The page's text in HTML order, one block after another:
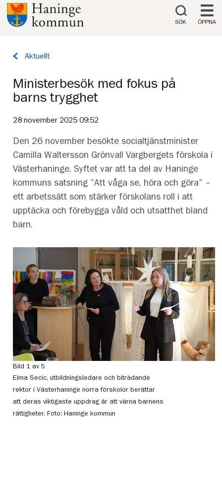
Till innehåll på sidan
SÖK ÖPPNA
Tillbaka
Aktuellt
Ministerbesök med fokus på
barns trygghet
28 november 2025 09:52
Den 26 november besökte socialtjänstminister
Camilla Waltersson Grönvall Vargbergets förskola i
Västerhaninge. Syftet var att ta del av Haninge
kommuns satsning ”Att våga se, höra och göra” –
ett arbetssätt som stärker förskolans roll i att
upptäcka och förebygga våld och utsatthet bland
barn.
Bild 1 av 5
Elma Secic, utbildningsledare och biträdande
rektor i Västerhaninge norra förskolor berättar
att deras viktigaste uppdrag är att värna barnens
rättigheter.Foto: Haninge kommun